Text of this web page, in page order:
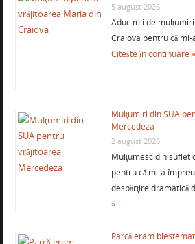
5 august 2026
Aduc mii de
Craiova pentru că
Citește în continuare »
Mulţumiri din SUA
Mercedeza
2 august 2026
Mulţumesc din suflet
pentru că mi-a
despărţire dramatică
»
Parcă eram